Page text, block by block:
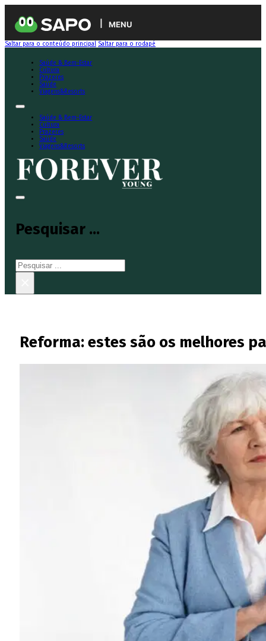
MENU
Saltar para o conteúdo principal Saltar para o rodapé
Saúde & Bem-Estar
Cultura
Prazeres
Saúde
Viagens&Resorts
Saúde & Bem-Estar
Cultura
Prazeres
Saúde
Viagens&Resorts
Pesquisar ...
Pesquisar
Reforma: estes são os melhores